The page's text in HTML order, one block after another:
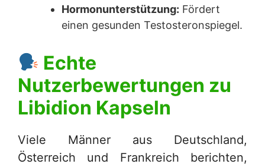
Hormonunterstützung: Fördert
einen gesunden Testosteronspiegel.
Echte
Nutzerbewertungen zu
Libidion Kapseln
Viele Männer aus Deutschland,
Österreich und Frankreich berichten,